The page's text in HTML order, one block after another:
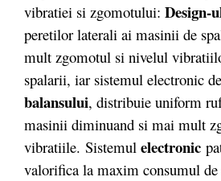
vibratiei si zgomotului: Design-
peretilor laterali ai masinii de
mult zgomotul si nivelul
spalarii, iar sistemul electronic de
balansului, distribuie uniform
masinii diminuand si mai mult
vibratiile. Sistemul electronic
valorifica la maxim consumul de